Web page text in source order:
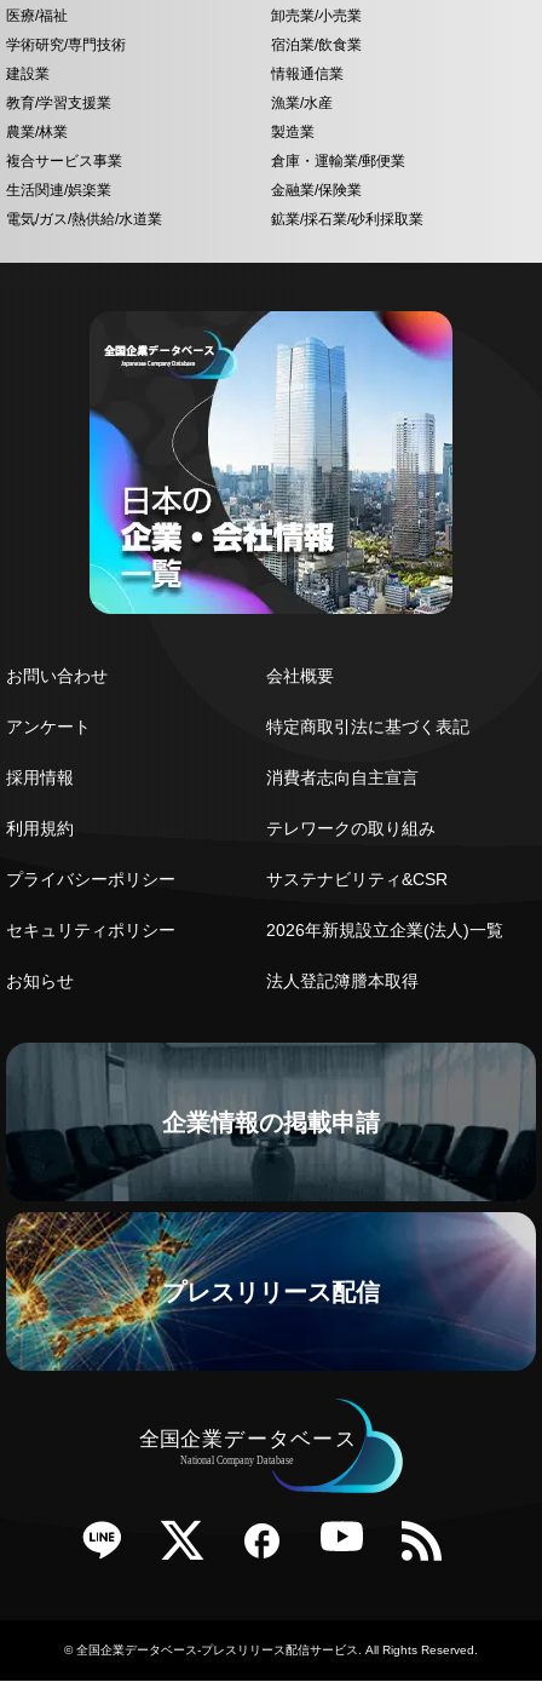
医療/福祉
卸売業/小売業
学術研究/専門技術
宿泊業/飲食業
建設業
情報通信業
教育/学習支援業
漁業/水産
農業/林業
製造業
複合サービス事業
倉庫・運輸業/郵便業
生活関連/娯楽業
金融業/保険業
電気/ガス/熱供給/水道業
鉱業/採石業/砂利採取業
お問い合わせ
アンケート
採用情報
利用規約
プライバシーポリシー
セキュリティポリシー
お知らせ
会社概要
特定商取引法に基づく表記
消費者志向自主宣言
テレワークの取り組み
サステナビリティ&CSR
2026年新規設立企業(法人)一覧
法人登記簿謄本取得
企業情報の掲載申請
プレスリリース配信
Twitter Facebook YouTube RSS
©全国企業データベース-プレスリリース配信サービス . All Rights Reserved.